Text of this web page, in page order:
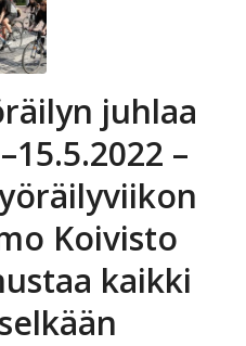
juhlaa
–
Koivisto
kaikki